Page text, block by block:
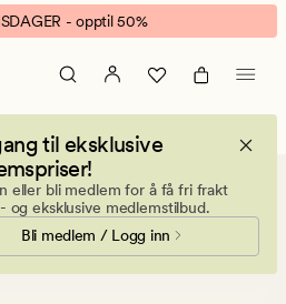
- opptil 50%
til eksklusive
eller bli medlem for å få fri frakt
og eksklusive medlemstilbud.
Bli medlem / Logg inn
Smykkeskrin